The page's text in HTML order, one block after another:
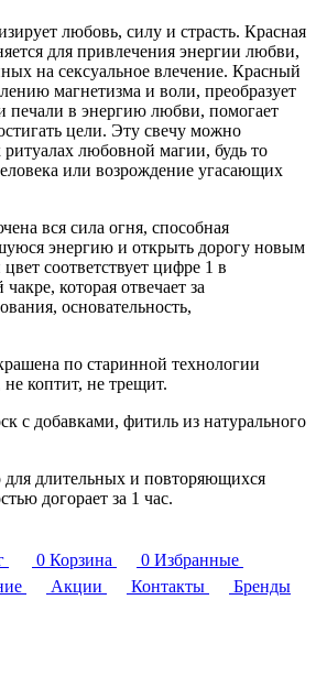
любовь, силу и страсть. Красная
для привлечения энергии любви,
на сексуальное влечение. Красный
магнетизма и воли, преобразует
печали в энергию любви, помогает
цели. Эту свечу можно
любовной магии, будь то
или возрождение угасающих
вся сила огня, способная
энергию и открыть дорогу новым
соответствует цифре 1 в
которая отвечает за
основательность,
по старинной технологии
коптит, не трещит.
с добавками, фитиль из натурального
для длительных и повторяющихся
догорает за 1 час.
0 Корзина 0 Избранные
Акции Контакты
Бренды